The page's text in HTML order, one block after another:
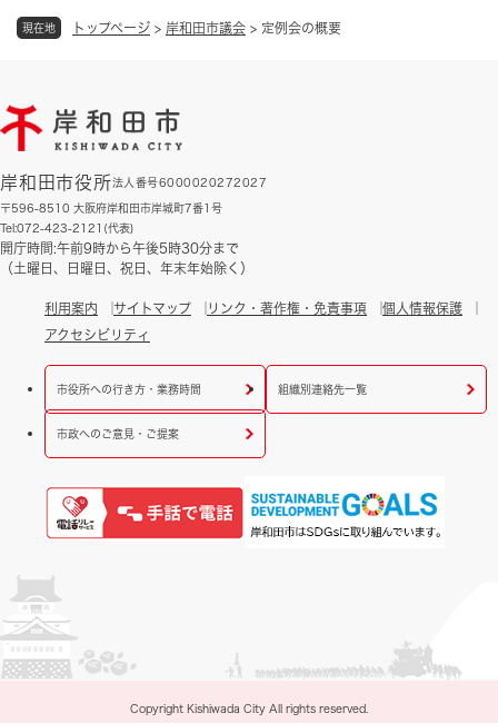
現在地 トップページ > 岸和田市議会 > 定例会の概要
岸和田市役所法人番号6000020272027
〒596-8510 大阪府岸和田市岸城町7番1号
Tel:072-423-2121(代表)
開庁時間:午前9時から午後5時30分まで
（土曜日、日曜日、祝日、年末年始除く）
利用案内 サイトマップ リンク・著作権・免責事項
個人情報保護
アクセシビリティ
市役所への行き方・業務時間 組織別連絡先一覧
市政へのご意見・ご提案
Copyright Kishiwada City All rights reserved.